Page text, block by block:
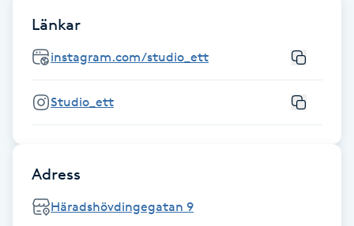
Hudvård
Hyaluronsyra
Hyperhidros
Länkar
instagram.com/studio_ett
Studio_ett
Adress
Häradshövdingegatan 9